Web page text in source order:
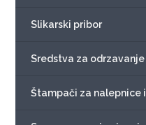
Slikarski pribor
Sredstva za odrzavanje
Štampači za nalepnice